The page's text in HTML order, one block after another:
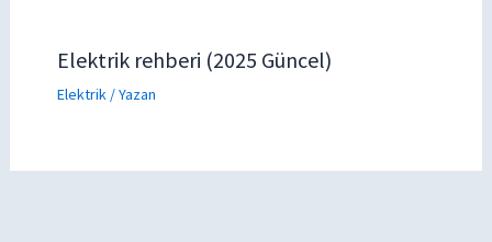
Elektrik rehberi (2025 Güncel)
Elektrik/ Yazan